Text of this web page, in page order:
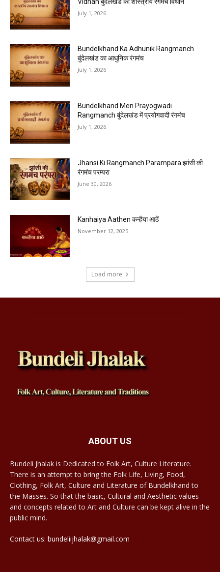
July 1, 2026
Bundelkhand Ka Adhunik Rangmanch
बुंदेलखंड का आधुनिक रंगमंच
July 1, 2026
Bundelkhand Men Prayogwadi
Rangmanch बुंदेलखंड में प्रयोगवादी रंगमंच
July 1, 2026
Jhansi Ki Rangmanch Parampara झांसी की
रंगमंच परम्परा
June 30, 2026
Kanhaiya Aathen कन्हैया आठें
November 12, 2025
Load more
ABOUT US
Bundeli Jhalak is Dedicated to Folk Art, Culture Literature.
There is an attempt to bring the Folk Life, Living, Food,
Clothing, Folk Art, Culture and Literature of Bundelkhand to
the Masses. So that the basic, Cultural and Aesthetic values
and concepts related to Art and Culture can be kept alive in the
public mind.
Contact us: bundeliijhalak@gmail.com